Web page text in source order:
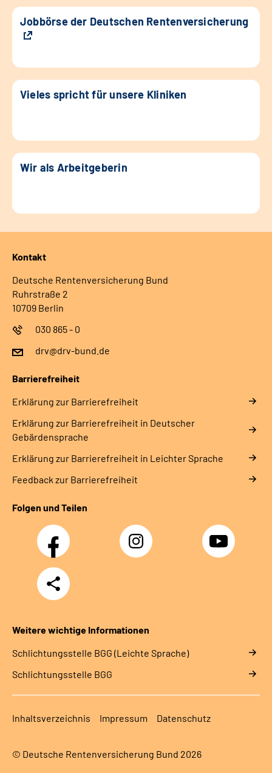
Jobbörse der Deutschen Rentenversicherung
Vieles spricht für unsere Kliniken
Wir als Arbeitgeberin
Kontakt
Deutsche Rentenversicherung Bund
Ruhrstraße 2
10709 Berlin
030 865 - 0
drv@drv-bund.de
Barrierefreiheit
Erklärung zur Barrierefreiheit
Erklärung zur Barrierefreiheit in Deutscher
Gebärdensprache
Erklärung zur Barrierefreiheit in Leichter Sprache
Feedback zur Barrierefreiheit
Folgen und Teilen
Facebook Instagram YouTube
Teilen
Weitere wichtige Informationen
Schlich­tungs­stel­le BGG (Leichte Sprache)
Schlich­tungs­stel­le BGG
Inhaltsverzeichnis Impressum Datenschutz
© Deutsche Rentenversicherung Bund 2026